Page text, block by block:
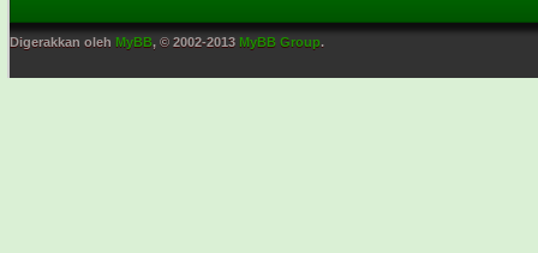
Digerakkan oleh MyBB, © 2002-2013 MyBB Group.